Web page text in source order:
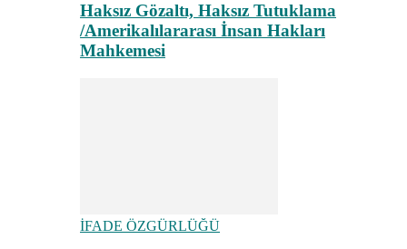
Haksız Gözaltı, Haksız Tutuklama
/Amerikalılararası İnsan Hakları
Mahkemesi
İFADE ÖZGÜRLÜĞÜ